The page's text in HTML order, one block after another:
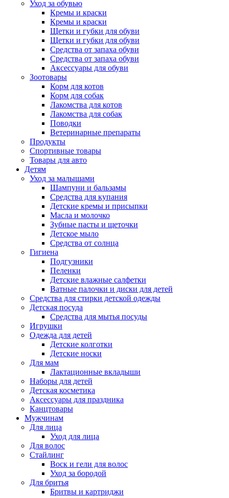
Уход за обувью
Кремы и краски
Кремы и краски
Щетки и губки для обуви
Щетки и губки для обуви
Средства от запаха обуви
Средства от запаха обуви
Аксессуары для обуви
Зоотовары
Корм для котов
Корм для собак
Лакомства для котов
Лакомства для собак
Поводки
Ветеринарные препараты
Продукты
Спортивные товары
Товары для авто
Детям
Уход за малышами
Шампуни и бальзамы
Средства для купания
Детские кремы и присыпки
Масла и молочко
Зубные пасты и щеточки
Детское мыло
Средства от солнца
Гигиена
Подгузники
Пеленки
Детские влажные салфетки
Ватные палочки и диски для детей
Средства для стирки детской одежды
Детская посуда
Средства для мытья посуды
Игрушки
Одежда для детей
Детские колготки
Детские носки
Для мам
Лактационные вкладыши
Наборы для детей
Детская косметика
Аксессуары для праздника
Канцтовары
Мужчинам
Для лица
Уход для лица
Для волос
Стайлинг
Воск и гели для волос
Уход за бородой
Для бритья
Бритвы и картриджи